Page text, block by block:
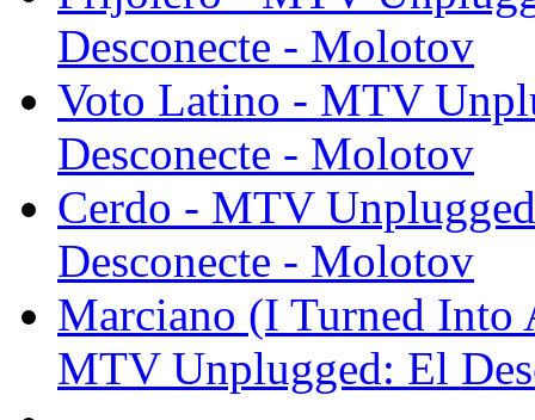
Desconecte - Molotov
Voto Latino - MTV
Desconecte - Molotov
Cerdo - MTV
Desconecte - Molotov
Marciano (I Turned
MTV Unplugged: El